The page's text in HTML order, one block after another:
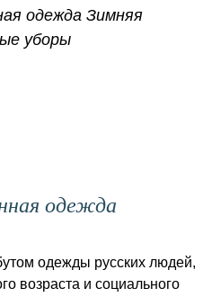
одежда Зимняя
уборы
одежда
одежды русских людей,
возраста и социального